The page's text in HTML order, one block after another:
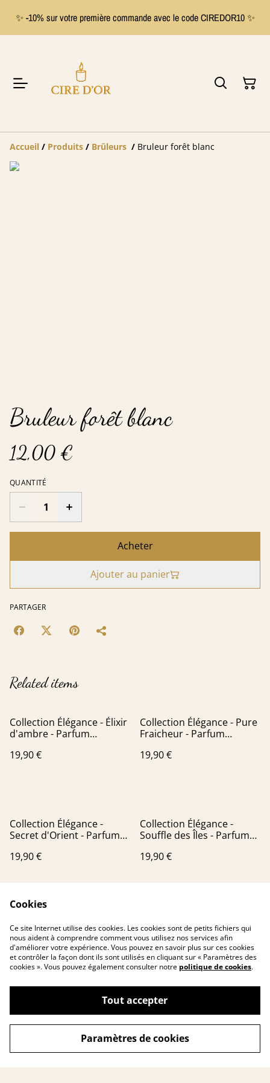
✨ -10% sur votre première commande avec le code CIREDOR10 ✨
Accueil / Produits / Brûleurs / Bruleur forêt blanc
Bruleur forêt blanc
12,00 €
QUANTITÉ
Acheter
Ajouter au panier
PARTAGER
Related items
Collection Élégance - Élixir
d'ambre - Parfum
Premium
19,90 €
Collection Élégance - Pure
Fraicheur - Parfum
Premium
19,90 €
Collection Élégance -
Secret d'Orient - Parfum
Premium
19,90 €
Collection Élégance -
Souffle des Îles - Parfum
Premium
19,90 €
Contactez-nous
Conditions
Cookies
Ce site Internet utilise des cookies. Les cookies sont de petits fichiers qui
nous aident à comprendre comment vous utilisez nos services afin
d'améliorer votre expérience. Vous pouvez en savoir plus sur ces cookies
et contrôler la façon dont ils sont utilisés en cliquant sur « Paramètres des
cookies ». Vous pouvez également consulter notre politique de cookies.
Tout accepter
Paramètres de cookies